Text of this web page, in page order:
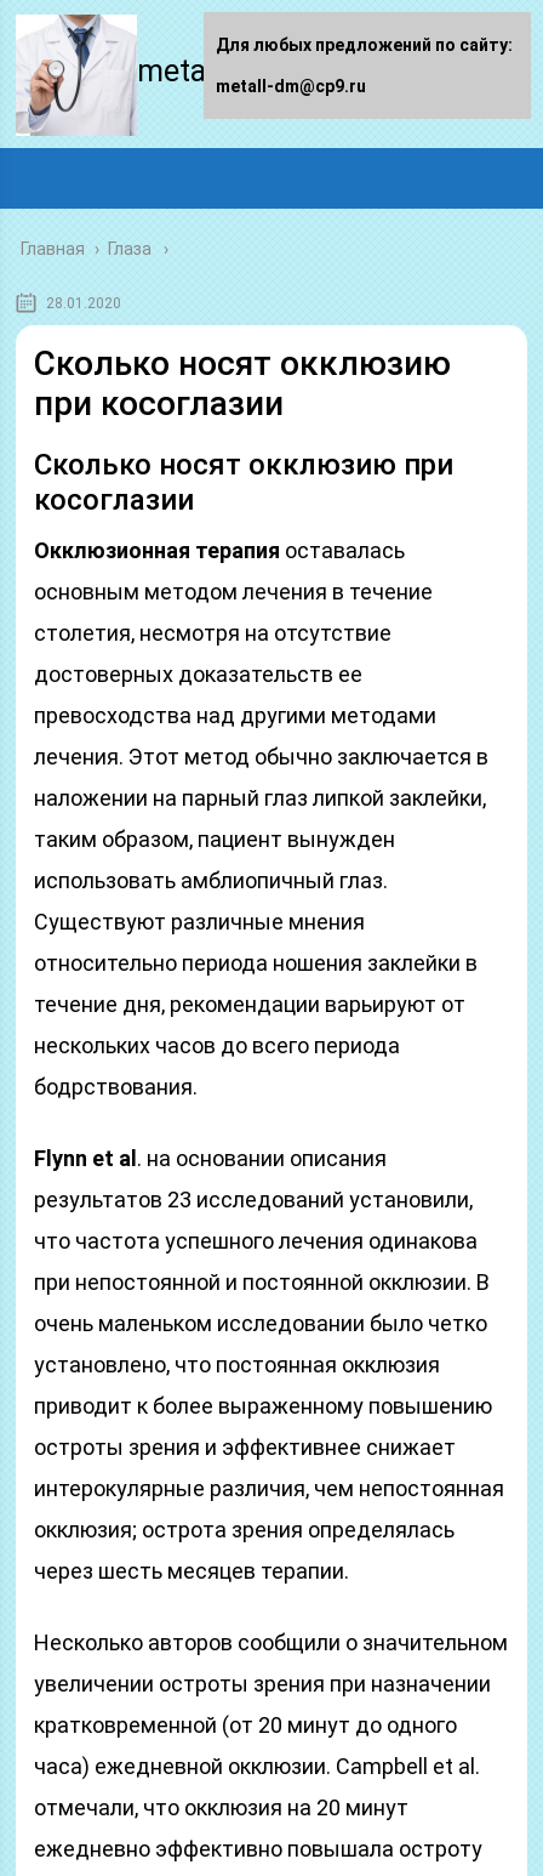
metall-dm.ru
Главная › Глаза
28.01.2020
Сколько носят окклюзию
при косоглазии
Сколько носят окклюзию при
косоглазии
Окклюзионная терапия оставалась
основным методом лечения в течение
столетия, несмотря на отсутствие
достоверных доказательств ее
превосходства над другими методами
лечения. Этот метод обычно заключается в
наложении на парный глаз липкой заклейки,
таким образом, пациент вынужден
использовать амблиопичный глаз.
Существуют различные мнения
относительно периода ношения заклейки в
течение дня, рекомендации варьируют от
нескольких часов до всего периода
бодрствования.
Flynn et al . на основании описания
результатов 23 исследований установили,
что частота успешного лечения одинакова
при непостоянной и постоянной окклюзии. В
очень маленьком исследовании было четко
установлено, что постоянная окклюзия
приводит к более выраженному повышению
остроты зрения и эффективнее снижает
интерокулярные различия, чем непостоянная
окклюзия; острота зрения определялась
через шесть месяцев терапии.
Несколько авторов сообщили о значительном
увеличении остроты зрения при назначении
кратковременной (от 20 минут до одного
часа) ежедневной окклюзии. Campbell et al.
отмечали, что окклюзия на 20 минут
ежедневно эффективно повышала остроту
Для любых предложений по сайту:
metall-dm@cp9.ru